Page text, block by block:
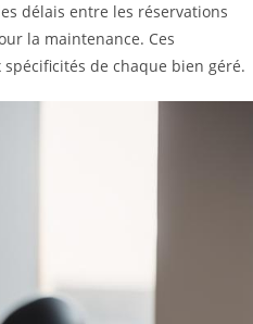
délais entre les réservations
la maintenance. Ces
de chaque bien géré.